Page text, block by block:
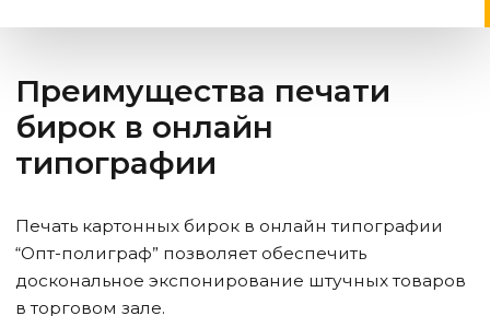
Преимущества печати
бирок в онлайн
типографии
Печать картонных бирок в онлайн типографии
“Опт-полиграф” позволяет обеспечить
доскональное экспонирование штучных товаров
в торговом зале.